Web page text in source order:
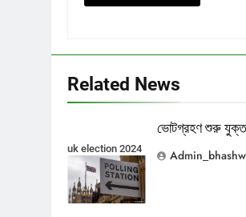
Related News
uk election 2024
ভোটগ্রহণ শুরু